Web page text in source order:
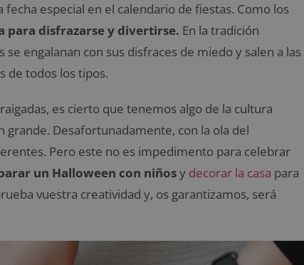
fecha especial en el calendario de fiestas. Como los
para disfrazarse y divertirse. En la tradición
engalanan con sus disfraces de miedo y salen a las
de todos los tipos.
es cierto que tenemos algo de la cultura
grande. Desafortunadamente, con la ola del
Pero este no es impedimento para celebrar
un Halloween con niñosy decorar la casa para
vuestra creatividad y, os garantizamos, será